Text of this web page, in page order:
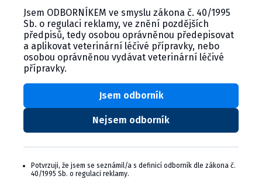
​​Reader™ a poskytuje rýchle a spoľahlivé výsledky pre
cielenú veterinárnu starostlivosť.
CYMEDICA PLUS: VERNOSŤ, KTORÁ
SA VYPLÁCA
Zapojte sa do vernostného programu Cymedica
Plus a získajte ďalšie bonusy pre svoju
veterinárnu prax, vzdelávanie a pohodu.
Jsem ODBORNÍKEM ve smyslu zákona č. 40/1995
Sb. o regulaci reklamy, ve znění pozdějších
předpisů, tedy osobou oprávněnou předepisovat
a aplikovat veterinární léčivé přípravky, nebo
osobou oprávněnou vydávat veterinární léčivé
přípravky.
Nejsem odborník
Jsem odborník
Potvrzuji, že jsem se seznámil/a s definicí odborník dle zákona č.
40/1995 Sb. o regulaci reklamy.